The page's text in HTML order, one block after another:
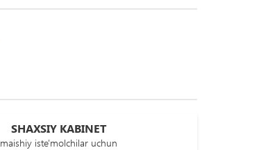
SHAXSIY KABINET
maishiy iste'molchilar uchun